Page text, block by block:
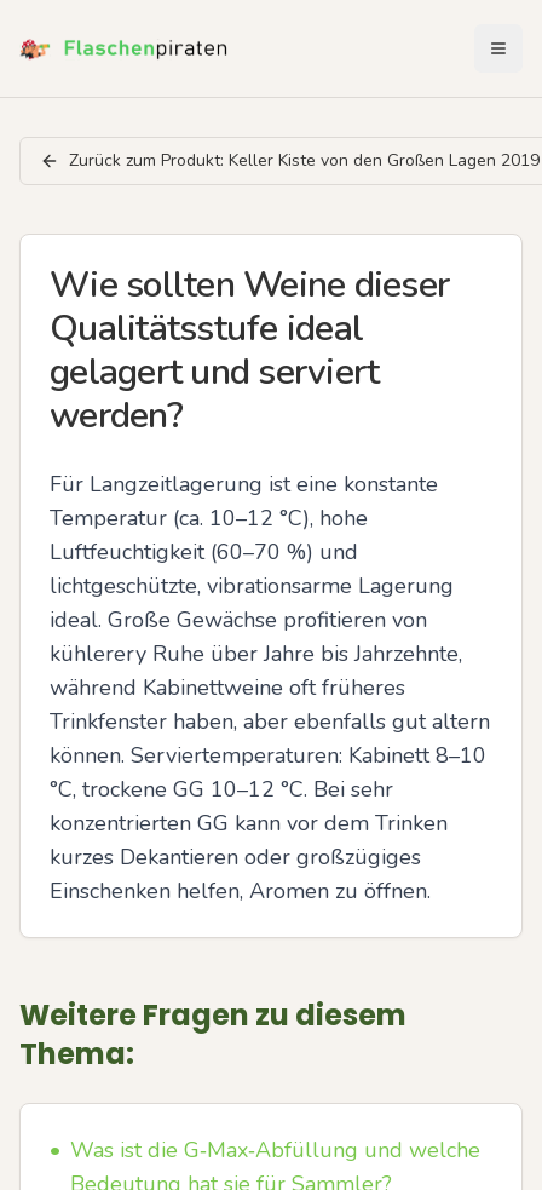
Zurück zum Produkt: Keller Kiste von den Großen Lagen 2019
Wie sollten Weine dieser
Qualitätsstufe ideal
gelagert und serviert
werden?
Für Langzeitlagerung ist eine konstante
Temperatur (ca. 10–12 °C), hohe
Luftfeuchtigkeit (60–70 %) und
lichtgeschützte, vibrationsarme Lagerung
ideal. Große Gewächse profitieren von
kühlerery Ruhe über Jahre bis Jahrzehnte,
während Kabinettweine oft früheres
Trinkfenster haben, aber ebenfalls gut altern
können. Serviertemperaturen: Kabinett 8–10
°C, trockene GG 10–12 °C. Bei sehr
konzentrierten GG kann vor dem Trinken
kurzes Dekantieren oder großzügiges
Einschenken helfen, Aromen zu öffnen.
Weitere Fragen zu diesem
Thema:
• Was ist die G‑Max‑Abfüllung und welche
Bedeutung hat sie für Sammler?